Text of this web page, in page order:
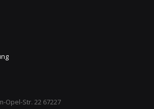
Opel-Str. 22 67227